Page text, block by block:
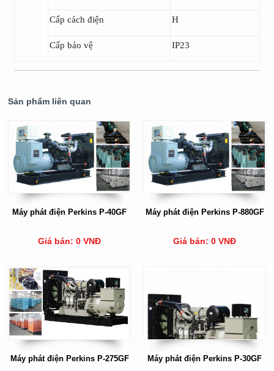
Cấp cách điện H
Cấp bảo vệ IP23
Sản phẩm liên quan
Máy phát điện Perkins P-40GF
Giá bán: 0 VNĐ
Máy phát điện Perkins P-880GF
Giá bán: 0 VNĐ
Máy phát điện Perkins P-275GF Máy phát điện Perkins P-30GF